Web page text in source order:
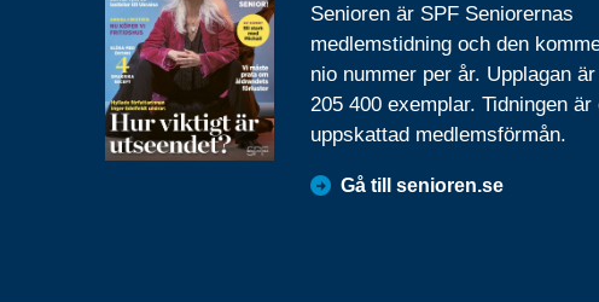
Senioren är SPF Seniorernas
medlemstidning och den
nio nummer per år. Upplagan
205 400 exemplar. Tidningen är
uppskattad medlemsförmån.
Gå till senioren.se